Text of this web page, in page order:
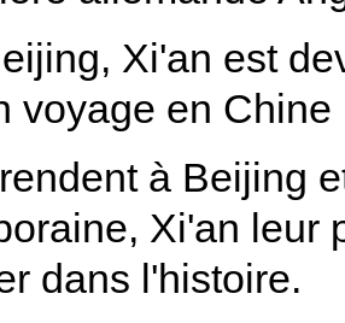
Xi'an est
voyage en
à Beijing
Xi'an leur
dans l'histoire.